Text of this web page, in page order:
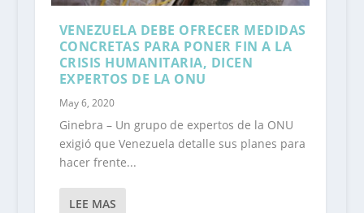
VENEZUELA DEBE OFRECER MEDIDAS
CONCRETAS PARA PONER FIN A LA
CRISIS HUMANITARIA, DICEN
EXPERTOS DE LA ONU
May 6, 2020
Ginebra – Un grupo de expertos de la ONU
exigió que Venezuela detalle sus planes para
hacer frente...
LEE MAS